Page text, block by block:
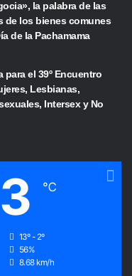
la palabra de las
de los bienes comunes
de la Pachamama
para el 39º Encuentro
Lesbianas,
Intersex y No
3 ℃
13º - 2º
56%
8.68 km/h